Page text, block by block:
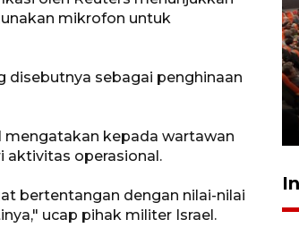
mikrofon untuk
disebutnya sebagai penghinaan
mengatakan kepada wartawan
aktivitas operasional.
bertentangan dengan nilai-nilai
ucap pihak militer Israel.
Kesetaraan